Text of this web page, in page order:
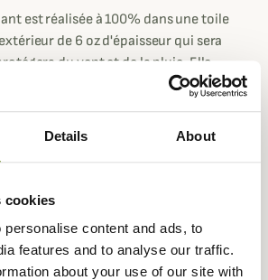
Details About
cookies
content and ads, to
features and to analyse our traffic.
about your use of our site with
est réalisée à 100% dans une toile
de 6 oz d'épaisseur qui sera
du vent et de la pluie. Elle
doublure matelassée en 100%
fermeture éclair bidirectionnelle avec
un col montant en velours
poignets et le bas de la veste sont
empêcher le vent de s'infiltrer dans
lui donne ce style Bombers qui est
moment et vous donne une allure